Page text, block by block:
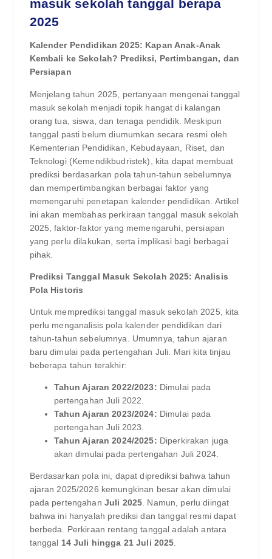
masuk sekolah tanggal berapa
2025
Kalender Pendidikan 2025: Kapan Anak-Anak
Kembali ke Sekolah? Prediksi, Pertimbangan, dan
Persiapan
Menjelang tahun 2025, pertanyaan mengenai tanggal
masuk sekolah menjadi topik hangat di kalangan
orang tua, siswa, dan tenaga pendidik. Meskipun
tanggal pasti belum diumumkan secara resmi oleh
Kementerian Pendidikan, Kebudayaan, Riset, dan
Teknologi (Kemendikbudristek), kita dapat membuat
prediksi berdasarkan pola tahun-tahun sebelumnya
dan mempertimbangkan berbagai faktor yang
memengaruhi penetapan kalender pendidikan. Artikel
ini akan membahas perkiraan tanggal masuk sekolah
2025, faktor-faktor yang memengaruhi, persiapan
yang perlu dilakukan, serta implikasi bagi berbagai
pihak.
Prediksi Tanggal Masuk Sekolah 2025: Analisis
Pola Historis
Untuk memprediksi tanggal masuk sekolah 2025, kita
perlu menganalisis pola kalender pendidikan dari
tahun-tahun sebelumnya. Umumnya, tahun ajaran
baru dimulai pada pertengahan Juli. Mari kita tinjau
beberapa tahun terakhir:
Tahun Ajaran 2022/2023: Dimulai pada
pertengahan Juli 2022.
Tahun Ajaran 2023/2024: Dimulai pada
pertengahan Juli 2023.
Tahun Ajaran 2024/2025: Diperkirakan juga
akan dimulai pada pertengahan Juli 2024.
Berdasarkan pola ini, dapat diprediksi bahwa tahun
ajaran 2025/2026 kemungkinan besar akan dimulai
pada pertengahan Juli 2025 . Namun, perlu diingat
bahwa ini hanyalah prediksi dan tanggal resmi dapat
berbeda. Perkiraan rentang tanggal adalah antara
tanggal 14 Juli hingga 21 Juli 2025